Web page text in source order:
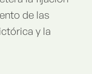
de las
y la